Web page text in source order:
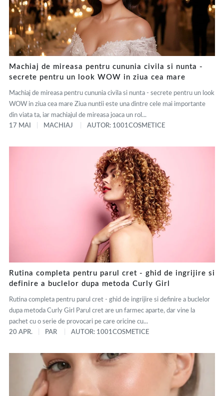
Machiaj de mireasa pentru cununia civila si nunta -
secrete pentru un look WOW in ziua cea mare
Machiaj de mireasa pentru cununia civila si nunta - secrete pentru un look
WOW in ziua cea mare Ziua nuntii este una dintre cele mai importante
din viata ta, iar machiajul de mireasa joaca un rol...
17 MAI
MACHIAJ AUTOR: 1001COSMETICE
Rutina completa pentru parul cret - ghid de ingrijire si
definire a buclelor dupa metoda Curly Girl
Rutina completa pentru parul cret - ghid de ingrijire si definire a buclelor
dupa metoda Curly Girl Parul cret are un farmec aparte, dar vine la
pachet cu o serie de provocari pe care oricine cu...
20 APR.
PAR AUTOR: 1001COSMETICE